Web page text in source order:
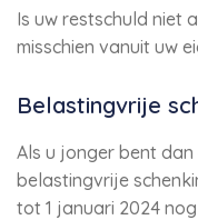
Is uw restschuld niet
misschien vanuit uw
Belastingvrije
Als u jonger bent
belastingvrije
tot 1 januari 2024